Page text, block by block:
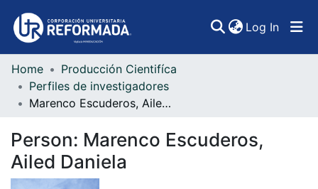
Log In
Communities & Collections
All of DSpace
Statistics
Home
Producción Cientifíca
Perfiles de investigadores
Marenco Escuderos, Ailed Daniela
Person: Marenco Escuderos,
Ailed Daniela